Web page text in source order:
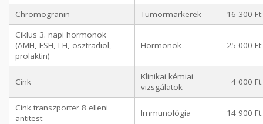
Chromogranin Tumormarkerek
16 300 Ft
Ciklus 3. napi hormonok
(AMH, FSH, LH, ösztradiol,
prolaktin)
Hormonok 25 000 Ft
Cink
Klinikai kémiai
vizsgálatok
4 000 Ft
Cink transzporter 8 elleni
antitest
Immunológia 14 900 Ft